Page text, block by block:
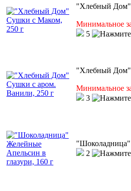
"Хлебный
Минимальное
5
"Хлебный Дом"
Минимальное
3
"Шоколадница"
2